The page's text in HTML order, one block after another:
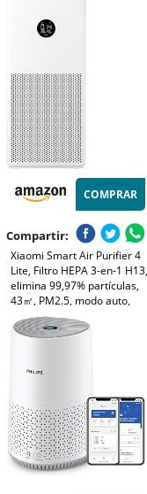
COMPRAR
Compartir:
Xiaomi Smart Air Purifier 4
Lite, Filtro HEPA 3-en-1 H13,
elimina 99,97% partículas,
43㎡, PM2.5, modo auto,
control vocal Alexa y
Google, silencioso